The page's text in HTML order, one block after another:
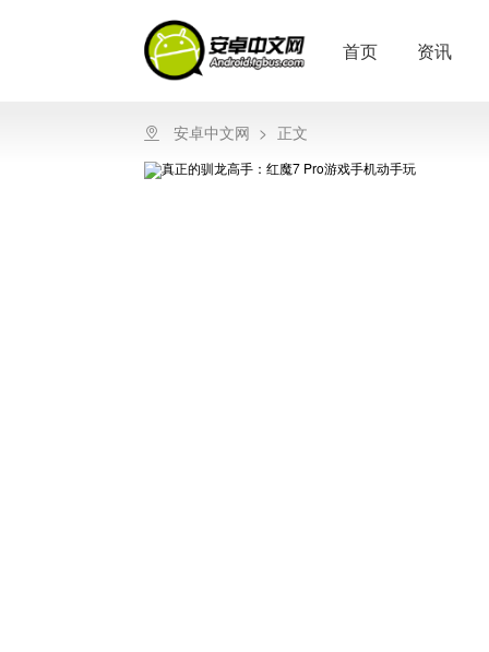
首页 资讯
安卓中文网 > 正文